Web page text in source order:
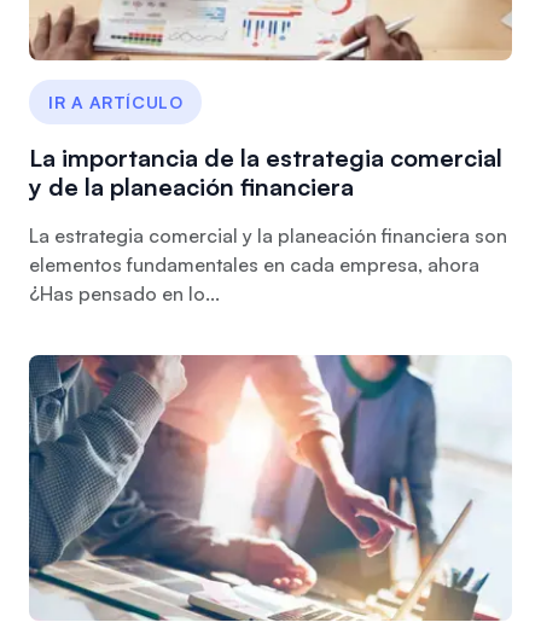
IR A ARTÍCULO
La importancia de la estrategia comercial
y de la planeación financiera
La estrategia comercial y la planeación financiera son
elementos fundamentales en cada empresa, ahora
¿Has pensado en lo...